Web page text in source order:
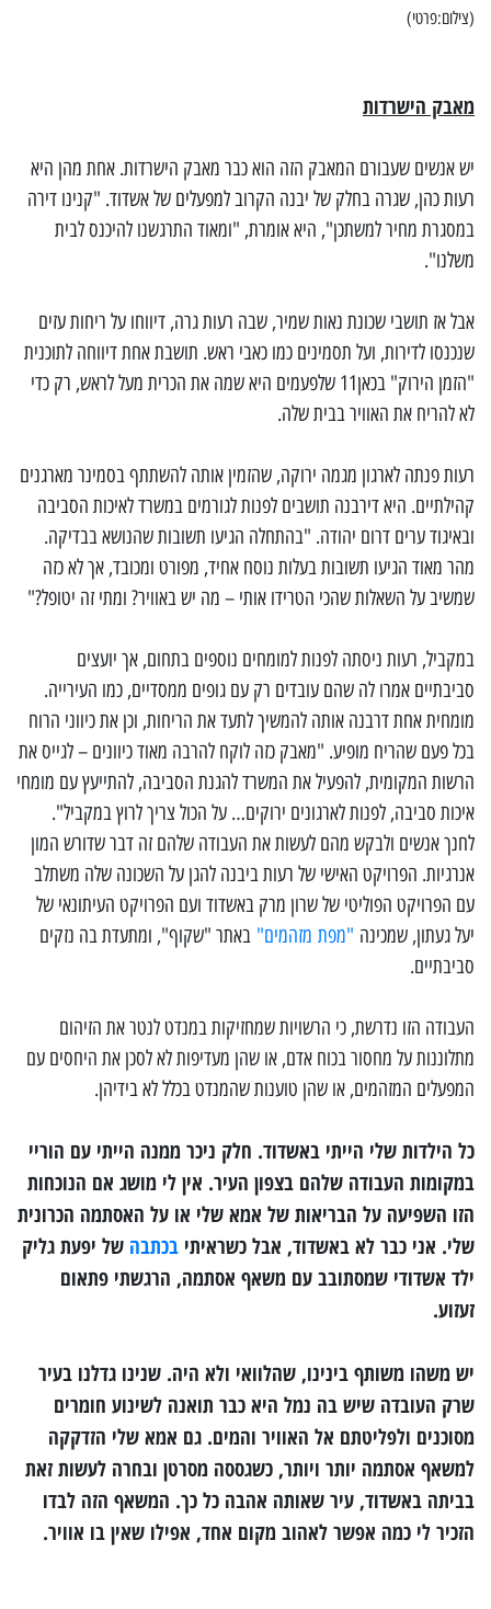
(צילום:פרטי)
מאבק הישרדות
יש אנשים שעבורם המאבק הזה הוא כבר מאבק הישרדות. אחת מהן היא
רעות כהן, שגרה בחלק של יבנה הקרוב למפעלים של אשדוד. "קנינו דירה
במסגרת מחיר למשתכן", היא אומרת, "ומאוד התרגשנו להיכנס לבית
משלנו".
אבל אז תושבי שכונת נאות שמיר, שבה רעות גרה, דיווחו על ריחות עזים
שנכנסו לדירות, ועל תסמינים כמו כאבי ראש. תושבת אחת דיווחה לתוכנית
"הזמן הירוק" בכאן11 שלפעמים היא שמה את הכרית מעל לראש, רק כדי
לא להריח את האוויר בבית שלה.
רעות פנתה לארגון מגמה ירוקה, שהזמין אותה להשתתף בסמינר מארגנים
קהילתיים. היא דירבנה תושבים לפנות לגורמים במשרד לאיכות הסביבה
ובאיגוד ערים דרום יהודה. "בהתחלה הגיעו תשובות שהנושא בבדיקה.
מהר מאוד הגיעו תשובות בעלות נוסח אחיד, מפורט ומכובד, אך לא כזה
שמשיב על השאלות שהכי הטרידו אותי – מה יש באוויר? ומתי זה יטופל?"
במקביל, רעות ניסתה לפנות למומחים נוספים בתחום, אך יועצים
סביבתיים אמרו לה שהם עובדים רק עם גופים ממסדיים, כמו העירייה.
מומחית אחת דרבנה אותה להמשיך לתעד את הריחות, וכן את כיווני הרוח
בכל פעם שהריח מופיע. "מאבק כזה לוקח להרבה מאוד כיוונים – לגייס את
הרשות המקומית, להפעיל את המשרד להגנת הסביבה, להתייעץ עם מומחי
איכות סביבה, לפנות לארגונים ירוקים… על הכול צריך לרוץ במקביל".
לחנך אנשים ולבקש מהם לעשות את העבודה שלהם זה דבר שדורש המון
אנרגיות. הפרויקט האישי של רעות ביבנה להגן על השכונה שלה משתלב
עם הפרויקט הפוליטי של שרון מרק באשדוד ועם הפרויקט העיתונאי של
יעל געתון, שמכינה "מפת מזהמים" באתר "שקוף", ומתעדת בה נזקים
סביבתיים.
העבודה הזו נדרשת, כי הרשויות שמחזיקות במנדט לנטר את הזיהום
מתלוננות על מחסור בכוח אדם, או שהן מעדיפות לא לסכן את היחסים עם
המפעלים המזהמים, או שהן טוענות שהמנדט בכלל לא בידיהן.
כל הילדות שלי הייתי באשדוד. חלק ניכר ממנה הייתי עם הוריי
במקומות העבודה שלהם בצפון העיר. אין לי מושג אם הנוכחות
הזו השפיעה על הבריאות של אמא שלי או על האסתמה הכרונית
שלי. אני כבר לא באשדוד, אבל כשראיתי בכתבה של יפעת גליק
ילד אשדודי שמסתובב עם משאף אסתמה, הרגשתי פתאום
זעזוע.
יש משהו משותף בינינו, שהלוואי ולא היה. שנינו גדלנו בעיר
שרק העובדה שיש בה נמל היא כבר תואנה לשינוע חומרים
מסוכנים ולפליטתם אל האוויר והמים. גם אמא שלי הזדקקה
למשאף אסתמה יותר ויותר, כשגססה מסרטן ובחרה לעשות זאת
בביתה באשדוד, עיר שאותה אהבה כל כך. המשאף הזה לבדו
הזכיר לי כמה אפשר לאהוב מקום אחד, אפילו שאין בו אוויר.